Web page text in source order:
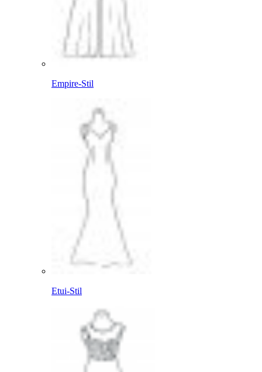
Empire-Stil
Etui-Stil